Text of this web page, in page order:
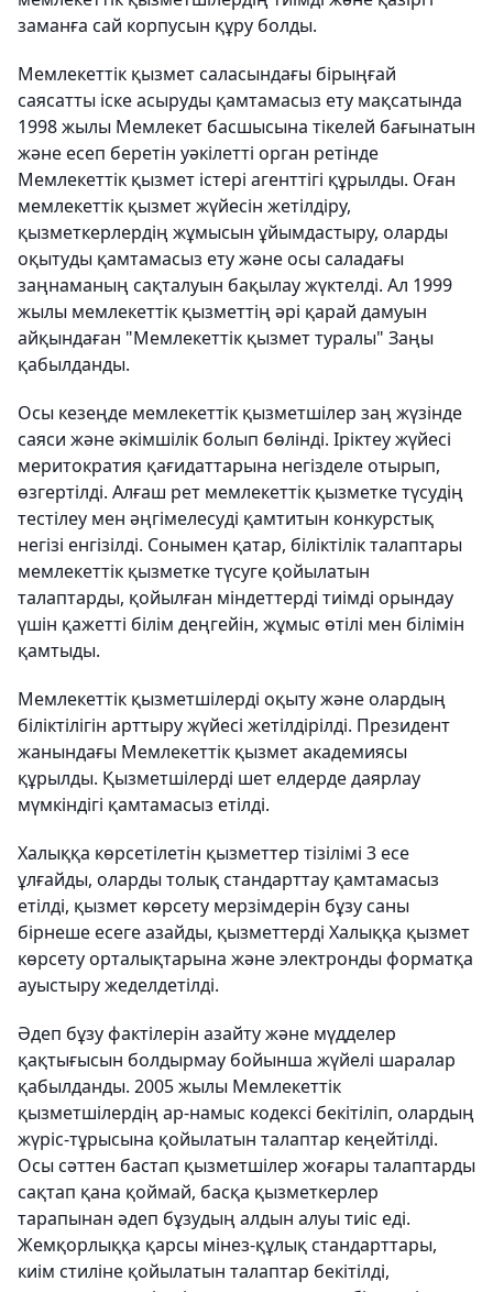
заманға сай корпусын құру болды.
Мемлекеттік қызмет саласындағы бірыңғай
саясатты іске асыруды қамтамасыз ету мақсатында
1998 жылы Мемлекет басшысына тікелей бағынатын
және есеп беретін уәкілетті орган ретінде
Мемлекеттік қызмет істері агенттігі құрылды. Оған
мемлекеттік қызмет жүйесін жетілдіру,
қызметкерлердің жұмысын ұйымдастыру, оларды
оқытуды қамтамасыз ету және осы саладағы
заңнаманың сақталуын бақылау жүктелді. Ал 1999
жылы мемлекеттік қызметтің әрі қарай дамуын
айқындаған "Мемлекеттік қызмет туралы" Заңы
қабылданды.
Осы кезеңде мемлекеттік қызметшілер заң жүзінде
саяси және әкімшілік болып бөлінді. Іріктеу жүйесі
меритократия қағидаттарына негізделе отырып,
өзгертілді. Алғаш рет мемлекеттік қызметке түсудің
тестілеу мен әңгімелесуді қамтитын конкурстық
негізі енгізілді. Сонымен қатар, біліктілік талаптары
мемлекеттік қызметке түсуге қойылатын
талаптарды, қойылған міндеттерді тиімді орындау
үшін қажетті білім деңгейін, жұмыс өтілі мен білімін
қамтыды.
Мемлекеттік қызметшілерді оқыту және олардың
біліктілігін арттыру жүйесі жетілдірілді. Президент
жанындағы Мемлекеттік қызмет академиясы
құрылды. Қызметшілерді шет елдерде даярлау
мүмкіндігі қамтамасыз етілді.
Халыққа көрсетілетін қызметтер тізілімі 3 есе
ұлғайды, оларды толық стандарттау қамтамасыз
етілді, қызмет көрсету мерзімдерін бұзу саны
бірнеше есеге азайды, қызметтерді Халыққа қызмет
көрсету орталықтарына және электронды форматқа
ауыстыру жеделдетілді.
Әдеп бұзу фактілерін азайту және мүдделер
қақтығысын болдырмау бойынша жүйелі шаралар
қабылданды. 2005 жылы Мемлекеттік
қызметшiлердiң ар-намыс кодексі бекітіліп, олардың
жүріс-тұрысына қойылатын талаптар кеңейтілді.
Осы сәттен бастап қызметшілер жоғары талаптарды
сақтап қана қоймай, басқа қызметкерлер
тарапынан әдеп бұзудың алдын алуы тиіс еді.
Жемқорлыққа қарсы мінез-құлық стандарттары,
киім стиліне қойылатын талаптар бекітілді,